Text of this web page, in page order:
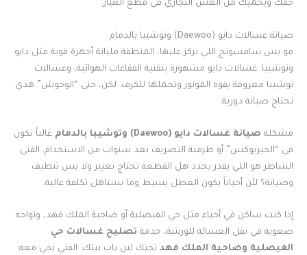
حقك ويحميك من الغش التجاري في قطع الغيار.
صيانة غسالات دايو (Daewoo) وتوشيبا بالدمام
مو بس سامسونج اللي نركز عليها، المنطقة مليانة أجهزة قوية مثل دايو
وتوشيبا. غسالات دايو مشهورة بتقنية الفقاعات الهوائية، وغسالات
توشيبا معروفة بقوة الموتور وتحملها للكرف. لكن، حتى “الوحوش” هذي
تحتاج صيانة دورية.
مشكلة صيانة غسالات دايو (Daewoo) وتوشيبا بالدمام
غالباً تكون
في “الجيربوكس” أو طرمبة التصريف بعد سنوات من الاستخدام. الفني
الشاطر هو اللي يقدر يحدد هل القطعة تحتاج تغيير ولا بس تنظيف
وصيانة؟ لأن أحياناً يكون العطل بسيط وما يستاهل تكلفة عالية.
إذا كنت ساكن في أحياء مثل حي الفيصلية أو ضاحية الملك فهد، وتواجه
صعوبة في نقل الغسالة للورشة، خدمة تصليح غسالات حي
الفيصلية وضاحية الملك فهد تجيك لين باب بيتك. الفني يجي معه